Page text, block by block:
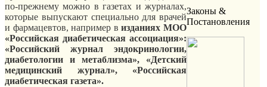
по-прежнему можно в газетах и журналах,
которые выпускают специально для врачей
и фармацевтов, например визданиях МОО
«Российская диабетическая ассоциация»:
«Российский журнал эндокринологии,
диабетологии и метаблизма», «Детский
медицинский журнал», «Российская
диабетическая газета».
Законы &
Постановления